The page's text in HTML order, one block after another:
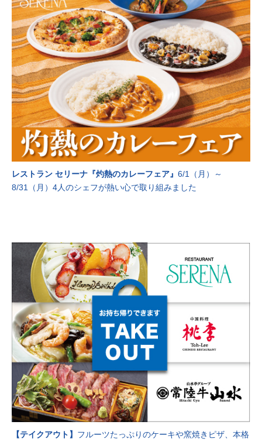
レストラン セリーナ『灼熱のカレーフェア』 6/1（月）～
8/31（月）4人のシェフが熱い心で取り組みました
【テイクアウト】 フルーツたっぷりのケーキや窯焼きピザ、本格